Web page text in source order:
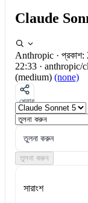
Claude
Anthropic ·
22:33 · anthropic/
(medium) (none)
শেয়ার
তুলনা করুন
তুলনা করুন
সারাংশ